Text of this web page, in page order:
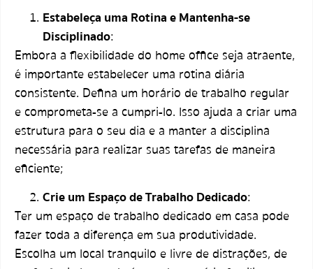
Estabeleça uma Rotina e Mantenha-se
Disciplinado:
Embora a flexibilidade do home office seja atraente,
é importante estabelecer uma rotina diária
consistente. Defina um horário de trabalho regular
e comprometa-se a cumpri-lo. Isso ajuda a criar uma
estrutura para o seu dia e a manter a disciplina
necessária para realizar suas tarefas de maneira
eficiente;
Crie um Espaço de Trabalho Dedicado:
Ter um espaço de trabalho dedicado em casa pode
fazer toda a diferença em sua produtividade.
Escolha um local tranquilo e livre de distrações, de